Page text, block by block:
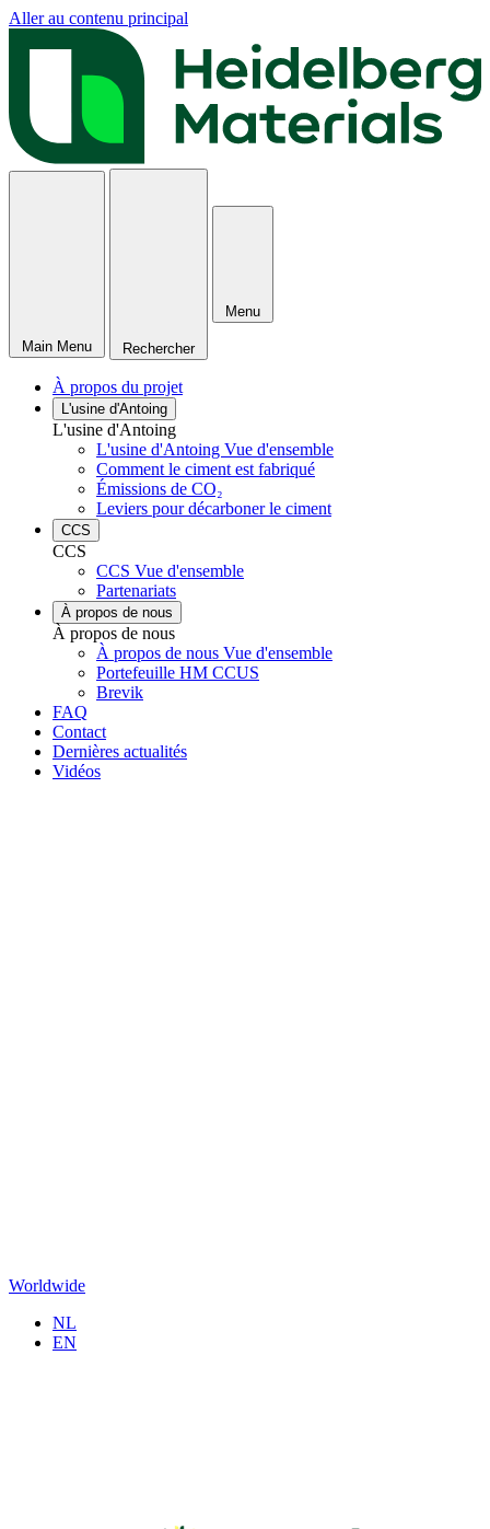
Aller au contenu principal
Main Menu Rechercher
Menu
À propos du projet
L'usine d'Antoing
L'usine d'Antoing
L'usine d'Antoing Vue d'ensemble
Comment le ciment est fabriqué
Émissions de CO₂
Leviers pour décarboner le ciment
CCS
CCS
CCS Vue d'ensemble
Partenariats
À propos de nous
À propos de nous
À propos de nous Vue d'ensemble
Portefeuille HM CCUS
Brevik
FAQ
Contact
Dernières actualités
Vidéos
Worldwide
NL
EN